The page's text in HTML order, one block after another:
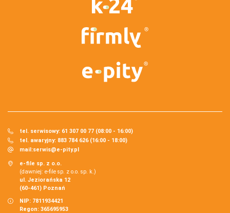
tel. serwisowy: 61 307 00 77 (08:00 - 16:00)
tel. awaryjny: 883 784 626 (16:00 - 18:00)
mail:serwis@e-pity.pl
e-file sp. z o.o.
(dawniej: e-file sp. z o.o. sp. k.)
ul. Jeziorańska 12
(60-461) Poznań
NIP: 7811934421
Regon: 365695953